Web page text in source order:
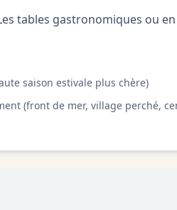
tables gastronomiques ou
saison estivale plus chère)
(front de mer, village perché,